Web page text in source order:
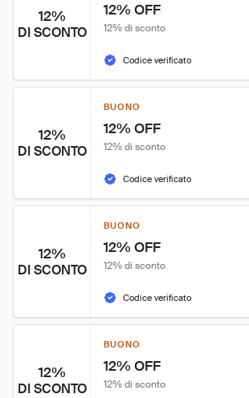
12%
DI SCONTO
12% OFF
12% di sconto
Codice verificato
12%
DI SCONTO
BUONO
12% OFF
12% di sconto
Codice verificato
12%
DI SCONTO
BUONO
12% OFF
12% di sconto
Codice verificato
12%
DI SCONTO
BUONO
12% OFF
12% di sconto